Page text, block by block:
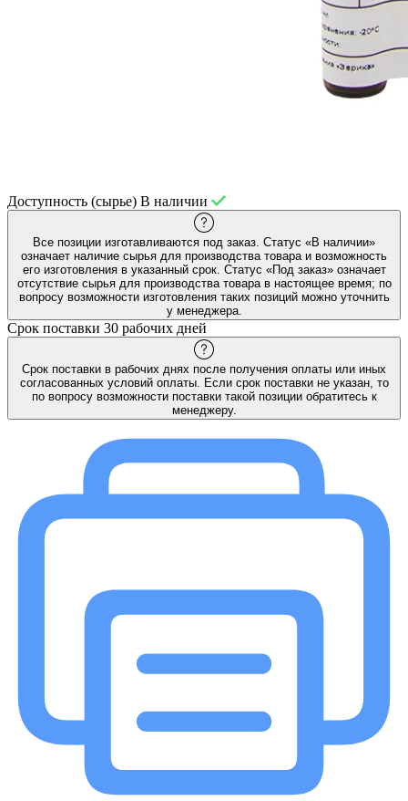
Доступность (сырье) В наличии
Все позиции изготавливаются под заказ. Статус «В наличии»
означает наличие сырья для производства товара и возможность
его изготовления в указанный срок. Статус «Под заказ» означает
отсутствие сырья для производства товара в настоящее время; по
вопросу возможности изготовления таких позиций можно уточнить
у менеджера.
Срок поставки 30 рабочих дней
Срок поставки в рабочих днях после получения оплаты или иных
согласованных условий оплаты. Если срок поставки не указан, то
по вопросу возможности поставки такой позиции обратитесь к
менеджеру.